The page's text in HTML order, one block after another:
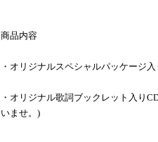
商品内容
・オリジナルスペシャルパッケージ
・オリジナル歌詞ブックレット入り
いませ。)